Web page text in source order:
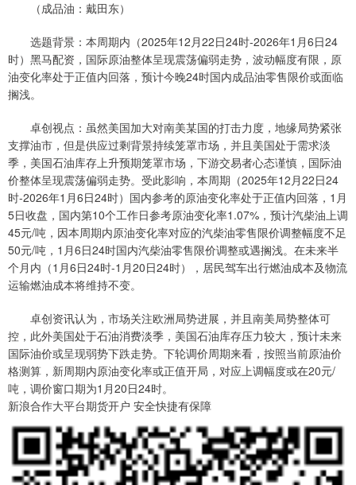
（成品油：戴田东）
选题背景：本周期内（2025年12月22日24时-2026年1月6日24
时）黑马配资，国际原油整体呈现震荡偏弱走势，波动幅度有限，原
油变化率处于正值内回落，预计今晚24时国内成品油零售限价或面临
搁浅。
卓创视点：虽然美国加大对南美某国的打击力度，地缘局势紧张
支撑油市，但是供应过剩背景持续笼罩市场，并且美国处于需求淡
季，美国石油库存上升预期笼罩市场，下游交易者心态谨慎，国际油
价整体呈现震荡偏弱走势。受此影响，本周期（2025年12月22日24
时-2026年1月6日24时）国内参考的原油变化率处于正值内回落，1月
5日收盘，国内第10个工作日参考原油变化率1.07%，预计汽柴油上调
45元/吨，因本周期内原油变化率对应的汽柴油零售限价调整幅度不足
50元/吨，1月6日24时国内汽柴油零售限价调整或遇搁浅。在未来半
个月内（1月6日24时-1月20日24时），居民驾车出行燃油成本及物流
运输燃油成本将维持不变。
卓创资讯认为，市场关注欧洲局势进展，并且南美局势整体可
控，此外美国处于石油消费淡季，美国石油库存压力较大，预计未来
国际油价或呈现弱势下跌走势。下轮调价周期来看，按照当前原油价
格测算，新周期内原油变化率或正值开局，对应上调幅度或在20元/
吨，调价窗口期为1月20日24时。
新浪合作大平台期货开户 安全快捷有保障